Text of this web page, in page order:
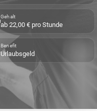
Gehalt
ab 22,00 € pro Stunde
Benefit
Urlaubsgeld